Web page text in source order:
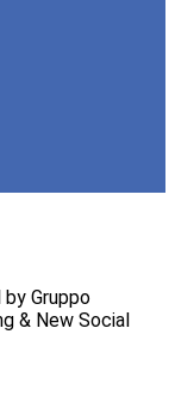
Gruppo
& New Social